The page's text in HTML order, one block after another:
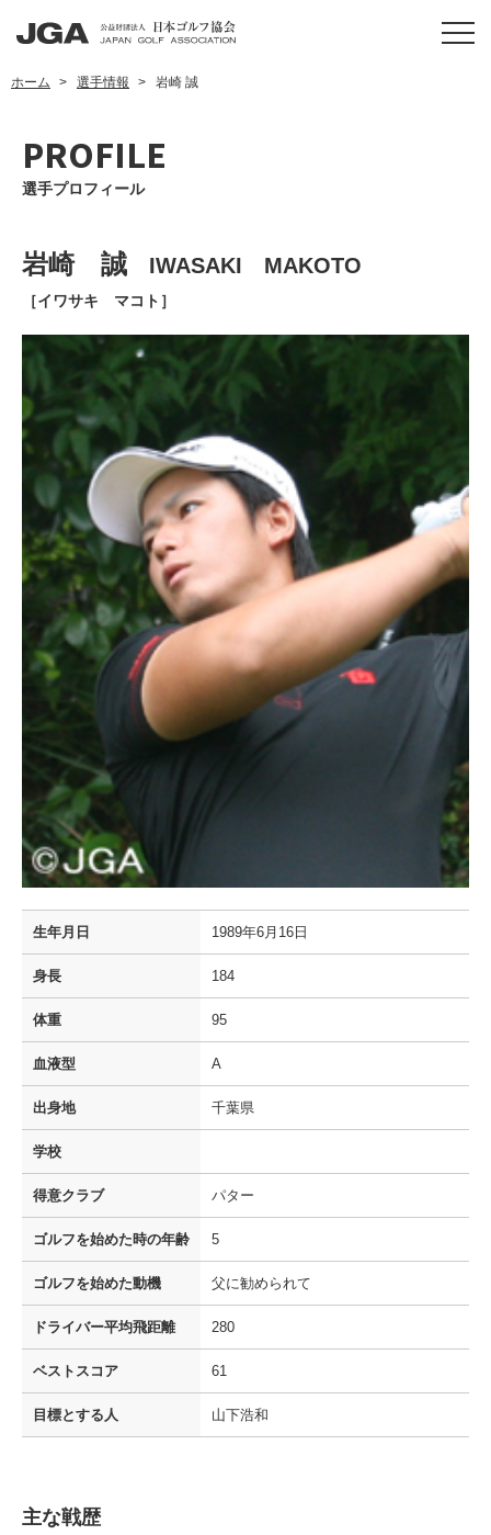
ホーム 選手情報 岩崎 誠
PROFILE
選手プロフィール
岩崎 誠 IWASAKI MAKOTO
［イワサキ マコト］
生年月日 1989年6月16日
身長 184
体重 95
血液型 A
出身地 千葉県
学校
得意クラブ パター
ゴルフを始めた時の年齢 5
ゴルフを始めた動機 父に勧められて
ドライバー平均飛距離 280
ベストスコア 61
目標とする人 山下浩和
主な戦歴